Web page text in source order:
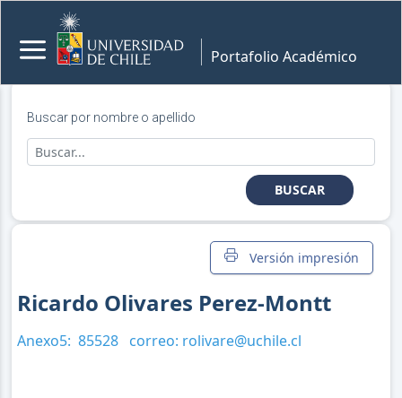
Portafolio Académico
Buscar por nombre o apellido
BUSCAR
Versión impresión
Ricardo Olivares Perez-Montt
Anexo5: 85528 correo: rolivare@uchile.cl